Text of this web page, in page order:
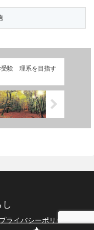
験 理系を目指す
ライバシーポリシー